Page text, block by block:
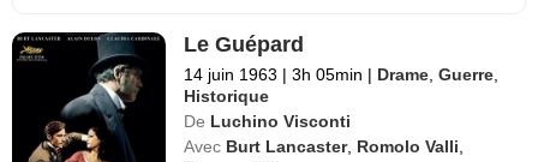
Le Guépard
14 juin 1963 | 3h 05min | Drame ,Guerre
Historique
De Luchino Visconti
Avec Burt Lancaster, Romolo Valli